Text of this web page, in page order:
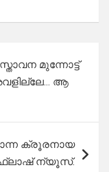
മുന്നോട്ട്
ആ
ക്രൂരനായ
ഫ്ലാഷ് ന്യൂസ്‌.